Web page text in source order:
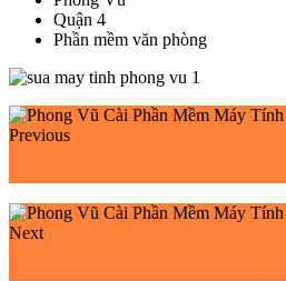
Quận 4
Phần mềm văn phòng
Previous
Next